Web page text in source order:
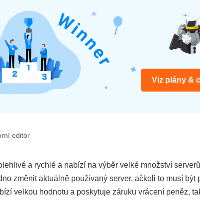
Viz plány &
editor
a rychlé a nabízí na výběr velké množství
změnit aktuálně používaný server, ačkoli to musí
velkou hodnotu a poskytuje záruku vrácení peněz,